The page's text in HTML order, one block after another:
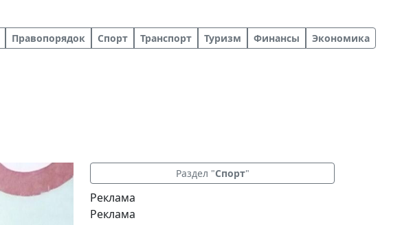
Правопорядок Спорт Транспорт Туризм Финансы
Экономика
Раздел "Спорт"
Реклама
Реклама